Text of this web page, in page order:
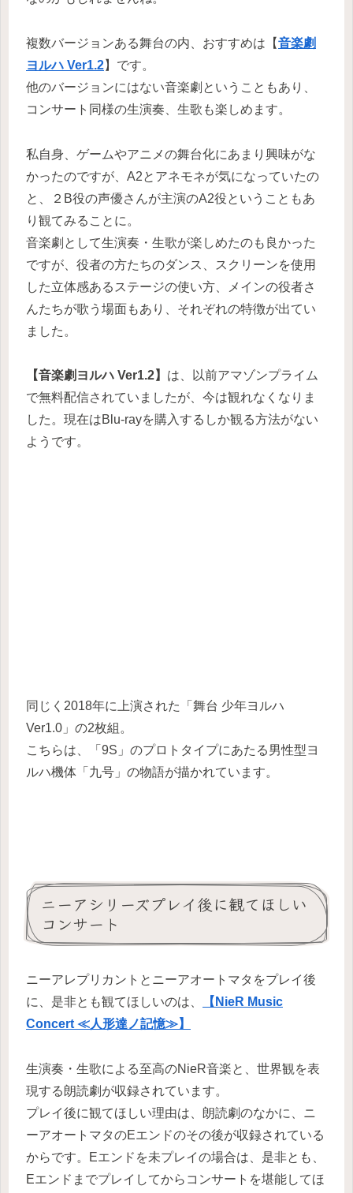
複数バージョンある舞台の内、おすすめは【音楽劇
ヨルハ Ver1.2】です。
他のバージョンにはない音楽劇ということもあり、
コンサート同様の生演奏、生歌も楽しめます。
私自身、ゲームやアニメの舞台化にあまり興味がな
かったのですが、A2とアネモネが気になっていたの
と、２B役の声優さんが主演のA2役ということもあ
り観てみることに。
音楽劇として生演奏・生歌が楽しめたのも良かった
ですが、役者の方たちのダンス、スクリーンを使用
した立体感あるステージの使い方、メインの役者さ
んたちが歌う場面もあり、それぞれの特徴が出てい
ました。
【音楽劇ヨルハ Ver1.2】 は、以前アマゾンプライム
で無料配信されていましたが、今は観れなくなりま
した。現在はBlu-rayを購入するしか観る方法がない
ようです。
同じく2018年に上演された「舞台 少年ヨルハ
Ver1.0」の2枚組。
こちらは、「9S」のプロトタイプにあたる男性型ヨ
ルハ機体「九号」の物語が描かれています。
ニーアシリーズプレイ後に観てほしい
コンサート
ニーアレプリカントとニーアオートマタをプレイ後
に、是非とも観てほしいのは、
【NieR Music
Concert ≪人形達ノ記憶≫】
生演奏・生歌による至高のNieR音楽と、世界観を表
現する朗読劇が収録されています。
プレイ後に観てほしい理由は、朗読劇のなかに、ニ
ーアオートマタのEエンドのその後が収録されている
からです。Eエンドを未プレイの場合は、是非とも、
Eエンドまでプレイしてからコンサートを堪能してほ